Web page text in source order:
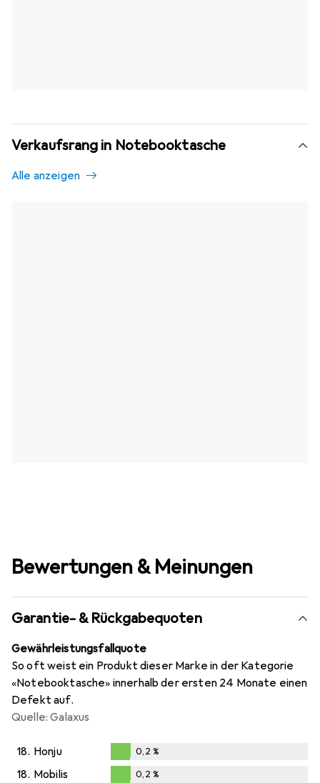
Verkaufsrang in Notebooktasche
Alle anzeigen
Bewertungen & Meinungen
Garantie- & Rückgabequoten
Gewährleistungsfallquote
So oft weist ein Produkt dieser Marke in der Kategorie
«Notebooktasche» innerhalb der ersten 24 Monate einen
Defekt auf.
Quelle: Galaxus
18. Honju
0,2%
0,2 %
18. Mobilis 0,2 %